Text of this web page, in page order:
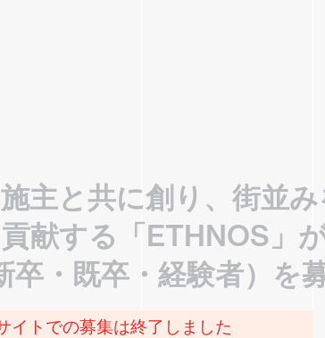
主と共に創り、街並
献する「ETHNOS」
・既卒・経験者）を
イトでの募集は終了しました